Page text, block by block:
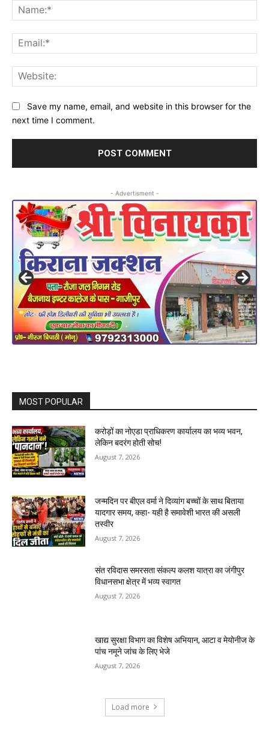
Save my name, email, and website in this browser for the
next time I comment.
- Advertisment -
MOST POPULAR
करोड़ों का नोएडा प्राधिकरण कार्यालय का भव्य भवन,
लेकिन बदरंग होती सोच!
August 7, 2026
जन्मदिन पर बीएल वर्मा ने दिव्यांग बच्चों के साथ बिताया
यादगार समय, कहा- यही है समावेशी भारत की असली
तस्वीर
August 7, 2026
संत रविदास समरसता संकल्प कलश यात्रा का जंगीपुर
विधानसभा क्षेत्र में भव्य स्वागत
August 7, 2026
खाद्य सुरक्षा विभाग का विशेष अभियान, आटा व मेयोनीज के
पांच नमूने जांच के लिए भेजे
August 7, 2026
Load more